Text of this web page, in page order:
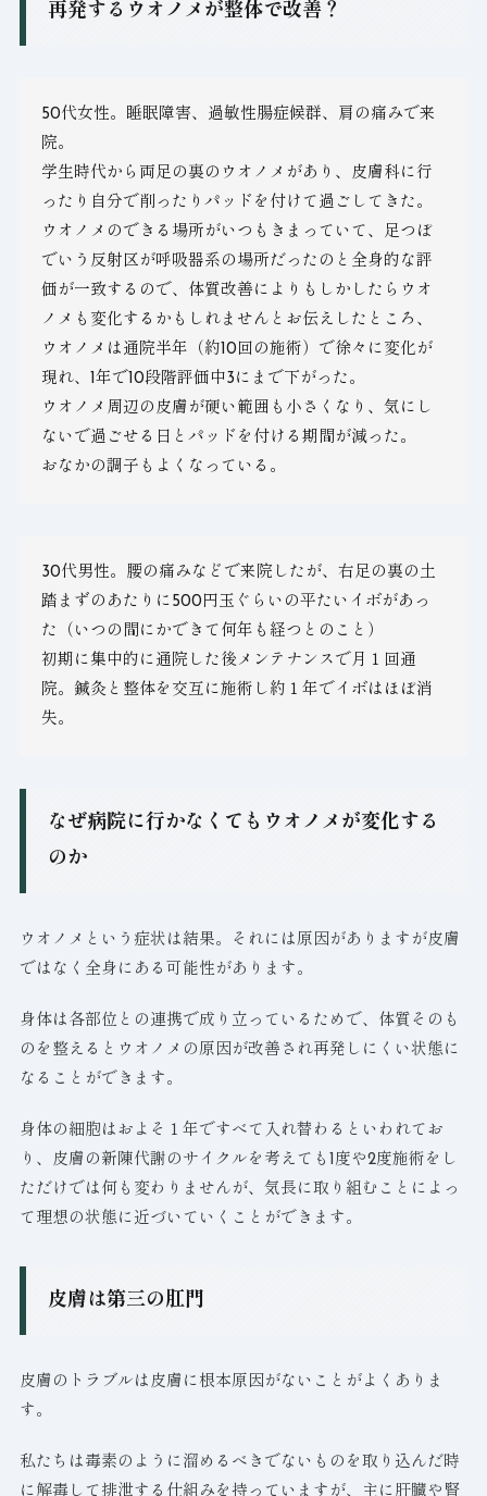
再発するウオノメが整体で改善？
50代女性。睡眠障害、過敏性腸症候群、肩の痛みで来
院。
学生時代から両足の裏のウオノメがあり、皮膚科に行
ったり自分で削ったりパッドを付けて過ごしてきた。
ウオノメのできる場所がいつもきまっていて、足つぼ
でいう反射区が呼吸器系の場所だったのと全身的な評
価が一致するので、体質改善によりもしかしたらウオ
ノメも変化するかもしれませんとお伝えしたところ、
ウオノメは通院半年（約10回の施術）で徐々に変化が
現れ、1年で10段階評価中3にまで下がった。
ウオノメ周辺の皮膚が硬い範囲も小さくなり、気にし
ないで過ごせる日とパッドを付ける期間が減った。
おなかの調子もよくなっている。
30代男性。腰の痛みなどで来院したが、右足の裏の土
踏まずのあたりに500円玉ぐらいの平たいイボがあっ
た（いつの間にかできて何年も経つとのこと）
初期に集中的に通院した後メンテナンスで月１回通
院。鍼灸と整体を交互に施術し約１年でイボはほぼ消
失。
なぜ病院に行かなくてもウオノメが変化する
のか
ウオノメという症状は結果。それには原因がありますが皮膚
ではなく全身にある可能性があります。
身体は各部位との連携で成り立っているためで、体質そのも
のを整えるとウオノメの原因が改善され再発しにくい状態に
なることができます。
身体の細胞はおよそ１年ですべて入れ替わるといわれてお
り、皮膚の新陳代謝のサイクルを考えても1度や2度施術をし
ただけでは何も変わりませんが、気長に取り組むことによっ
て理想の状態に近づいていくことができます。
皮膚は第三の肛門
皮膚のトラブルは皮膚に根本原因がないことがよくありま
す。
私たちは毒素のように溜めるべきでないものを取り込んだ時
に解毒して排泄する仕組みを持っていますが、主に肝臓や腎